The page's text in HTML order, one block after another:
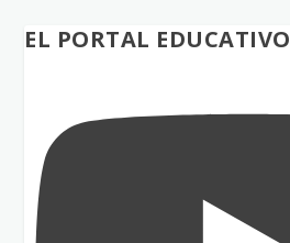
EL PORTAL EDUCATIVO